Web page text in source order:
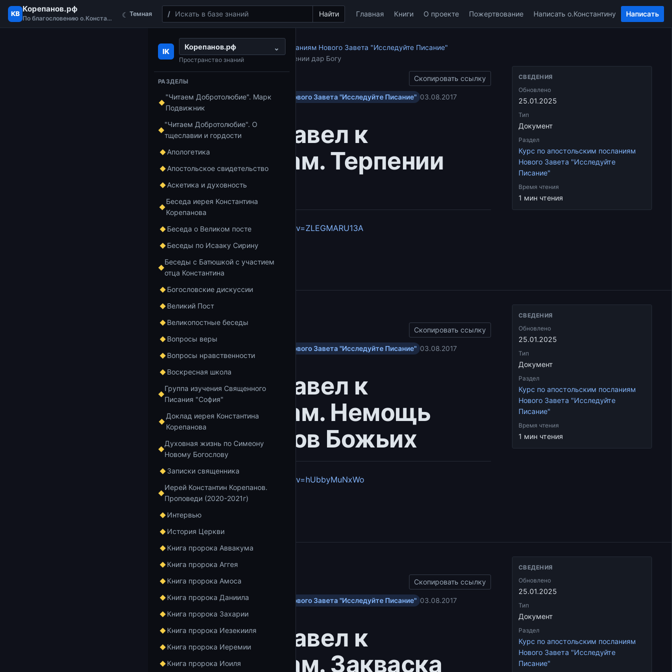
КВ Корепанов.рф
По благословению о.Константина ☾ Темная Поиск Найти Главная Книги О проекте Пожертвование Написать о.Константину Написать
IK
Корепанов.рф ⌄
Пространство знаний
РАЗДЕЛЫ
"Читаем Добротолюбие". Марк
Подвижник
"Читаем Добротолюбие". О
тщеславии и гордости
Апологетика
Апостольское свидетельство
Аскетика и духовность
Беседа иерея Константина
Корепанова
Беседа о Великом посте
Беседы по Исааку Сирину
Беседы с Батюшкой с участием
отца Константина
Богословские дискуссии
Великий Пост
Великопостные беседы
Вопросы веры
Вопросы нравственности
Воскресная школа
Группа изучения Священного
Писания "София"
Доклад иерея Константина
Корепанова
Духовная жизнь по Симеону
Новому Богослову
Записки священника
Иерей Константин Корепанов.
Проповеди (2020-2021г)
Интервью
История Церкви
Книга пророка Аввакума
Книга пророка Аггея
Книга пророка Амоса
Книга пророка Даниила
Книга пророка Захарии
Книга пророка Иезекииля
Книга пророка Иеремии
Книга пророка Иоиля
Главная
Курс по апостольским посланиям Нового Завета "Исследуйте Писание"
Апостол Павел к Коринфянам. Терпении дар Богу
Скопировать ссылку
Курс по апостольским посланиям Нового Завета "Исследуйте Писание" 03.08.2017
1 мин чтения
Апостол Павел к
Коринфянам. Терпении
дар Богу
https://www.youtube.com/watch?v=ZLEGMARU13A
Добавить в избранное
СВЕДЕНИЯ
Обновлено
25.01.2025
Тип
Документ
Раздел
Курс по апостольским посланиям
Нового Завета "Исследуйте
Писание"
Время чтения
1 мин чтения
Главная Архивы
Скопировать ссылку
Курс по апостольским посланиям Нового Завета "Исследуйте Писание" 03.08.2017
1 мин чтения
Апостол Павел к
Коринфянам. Немощь
избранников Божьих
https://www.youtube.com/watch?v=hUbbyMuNxWo
Добавить в избранное
СВЕДЕНИЯ
Обновлено
25.01.2025
Тип
Документ
Раздел
Курс по апостольским посланиям
Нового Завета "Исследуйте
Писание"
Время чтения
1 мин чтения
Главная Архивы
Скопировать ссылку
Курс по апостольским посланиям Нового Завета "Исследуйте Писание" 03.08.2017
1 мин чтения
Апостол Павел к
Коринфянам. Закваска
СВЕДЕНИЯ
Обновлено
25.01.2025
Тип
Документ
Раздел
Курс по апостольским посланиям
Нового Завета "Исследуйте
Писание"